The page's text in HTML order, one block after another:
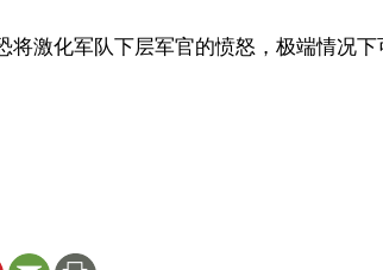
激化军队下层军官的愤怒，极端情况下